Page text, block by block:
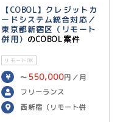
【COBOL】クレジットカ
ードシステム統合対応／
東京都新宿区（リモート
併用） のCOBOL案件
リモートOK
〜 550,000円／月
フリーランス
西新宿（リモート併